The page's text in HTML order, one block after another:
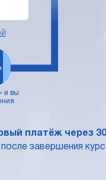
и вы
платёж через
завершения